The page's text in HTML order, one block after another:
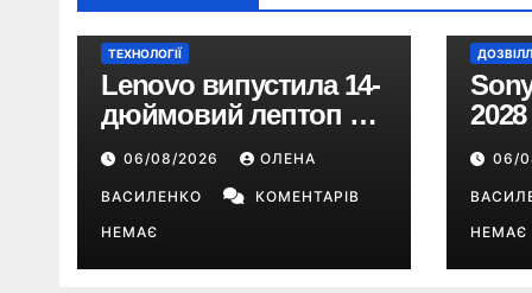
ТЕХНОЛОГІЇ
Lenovo випустила 14-
дюймовий лептоп на
Snapdragon X2 з
автономністю понад
33 години
06/08/2026 ОЛЕНА
ВАСИЛЕНКО
КОМЕНТАРІВ
НЕМАЄ
06/
НЕМАЄ